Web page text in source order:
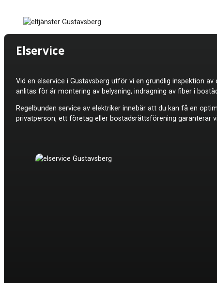
Elservice
Vid en elservice i Gustavsberg utför vi en grundlig inspektion
anlitas för är montering av belysning, indragning av fiber i
Regelbunden service av elektriker innebär att du kan få en
privatperson, ett företag eller bostadsrättsförening garanterar